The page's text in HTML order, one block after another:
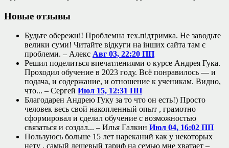
Новые отзывы
Будьте обережні! Проблемна тех.підтримка. Не заводьте
велики суми! Читайте відкуги на інших сайта там є
проблеми. – Алекс Авг 03, 22:20 ПП
Решил поделиться впечатлениями о курсе Андрея Гука.
Проходил обучение в 2023 году. Всё понравилось — и
подача, и содержание, и отношение к ученикам. Видно,
что... – Сергей Июл 15, 12:31 ПП
Благодарен Андрею Гуку за то что он есть!) Просто
человек весь свой накопленный опыт , грамотно
сформировал и сделал обучение с возможностью
связаться и создал... – Илья Галкин Июл 04, 16:02 ПП
Пользуюсь больше 15 лет нареканий как у некоторых
нету , самый дешевый тариф на семью мне хватает –